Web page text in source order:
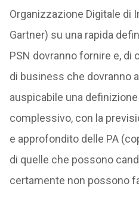
Organizzazione Digitale di
Gartner) su una rapida
PSN dovranno fornire e, di
di business che dovranno
auspicabile una
complessivo, con la
e approfondito delle PA
di quelle che possono
certamente non possono